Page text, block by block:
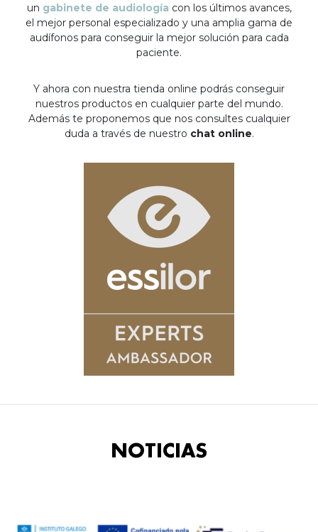
un gabinete de audiología con los últimos avances,
el mejor personal especializado y una amplia gama de
audífonos para conseguir la mejor solución para cada
paciente.
Y ahora con nuestra tienda online podrás conseguir
nuestros productos en cualquier parte del mundo.
Además te proponemos que nos consultes cualquier
duda a través de nuestro chat online.
NOTICIAS